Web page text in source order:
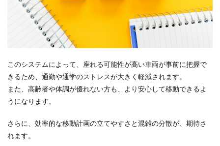
このシステムによって、座れる可能性が高い車両が事前に把握で
きるため、通勤や通学のストレスが大きく軽減されます。
また、高齢者や体調が優れない方も、より安心して移動できるよ
うになります。
さらに、効率的な移動計画の立てやすさと混雑の分散が、期待さ
れます。